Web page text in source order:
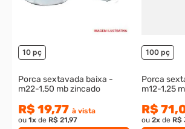
10 pç
Porca sextavada baixa -
m22-1,50 mb zincado
R$ 19,77 à vista
ou 1x de R$ 21,97
100 pç
Porca
m12-1,25
R$
ou 2x de R$